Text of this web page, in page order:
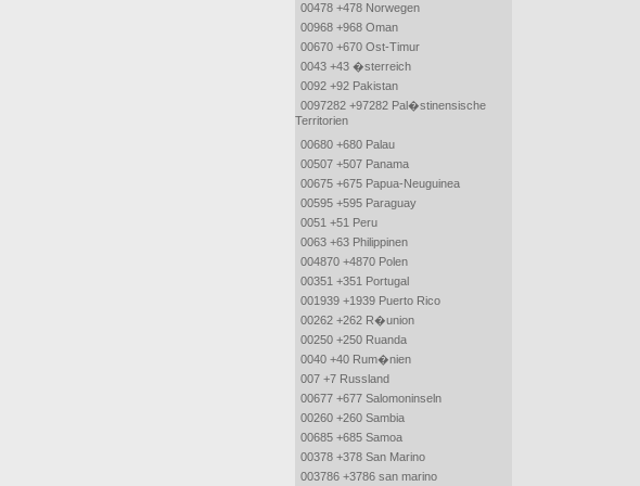
00478 +478 Norwegen
00968 +968 Oman
00670 +670 Ost-Timur
0043 +43 �sterreich
0092 +92 Pakistan
0097282 +97282 Pal�stinensische
Territorien
00680 +680 Palau
00507 +507 Panama
00675 +675 Papua-Neuguinea
00595 +595 Paraguay
0051 +51 Peru
0063 +63 Philippinen
004870 +4870 Polen
00351 +351 Portugal
001939 +1939 Puerto Rico
00262 +262 R�union
00250 +250 Ruanda
0040 +40 Rum�nien
007 +7 Russland
00677 +677 Salomoninseln
00260 +260 Sambia
00685 +685 Samoa
00378 +378 San Marino
003786 +3786 san marino